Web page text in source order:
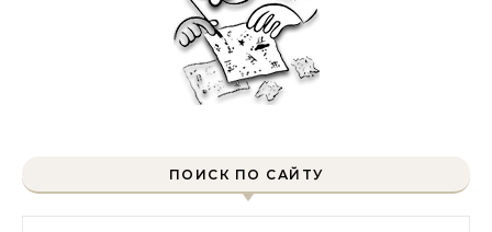
ПОИСК ПО САЙТУ